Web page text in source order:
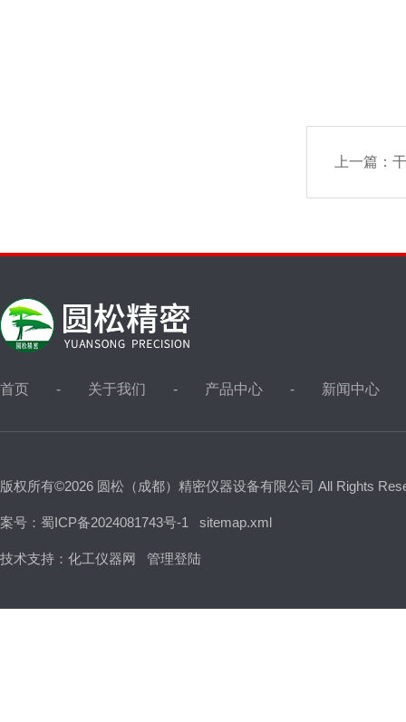
上一篇：
首页 关于我们 产品中心 新闻中心
版权所有©2026 圆松（成都）精密仪器设备有限公司 All Rights
案号：蜀ICP备2024081743号-1 sitemap.xml
技术支持： 化工仪器网 管理登陆